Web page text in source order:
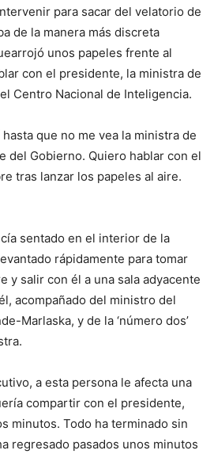
para sacar del velatorio de
de la manera más discreta
unos papeles frente al
con el presidente, la ministra de
Centro Nacional de Inteligencia.
que no me vea la ministra de
del Gobierno. Quiero hablar con el
tras lanzar los papeles al aire.
sentado en el interior de la
rápidamente para tomar
y salir con él a una sala adyacente
acompañado del ministro del
Marlaska, y de la ‘número dos’
a esta persona le afecta una
compartir con el presidente,
minutos. Todo ha terminado sin
regresado pasados unos minutos